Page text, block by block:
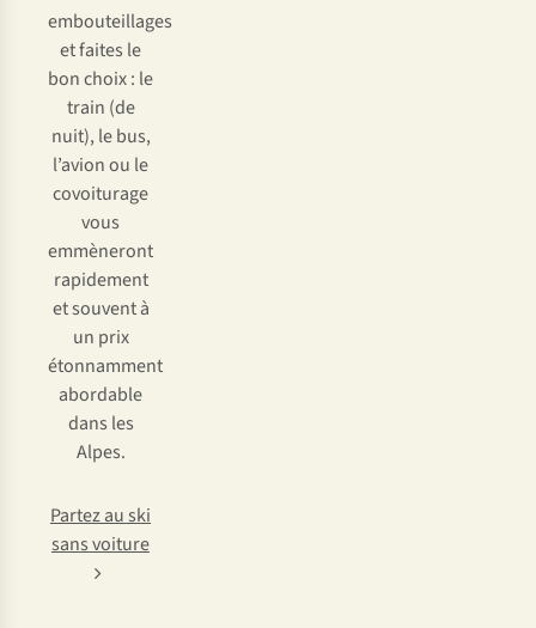
embouteillages
et faites le
bon choix : le
train (de
nuit), le bus,
l’avion ou le
covoiturage
vous
emmèneront
rapidement
et souvent à
un prix
étonnamment
abordable
dans les
Alpes.
Partez au ski
sans voiture